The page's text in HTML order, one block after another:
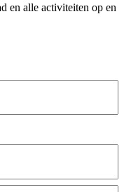
en alle activiteiten op en